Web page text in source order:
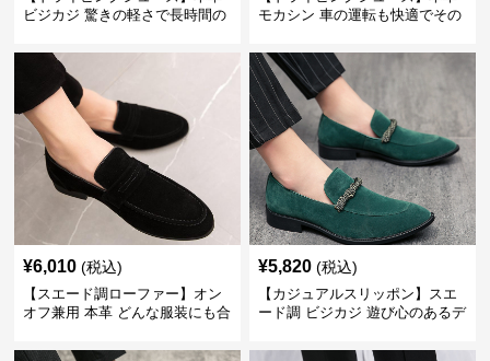
ビジカジ 驚きの軽さで長時間の
モカシン 車の運転も快適でその
¥6,010 (税込)
【スエード調ローファー】オン
オフ兼用 本革 どんな服装にも合
供
¥5,820 (税込)
【カジュアルスリッポン】スエ
ード調 ビジカジ 遊び心のあるデ
表現